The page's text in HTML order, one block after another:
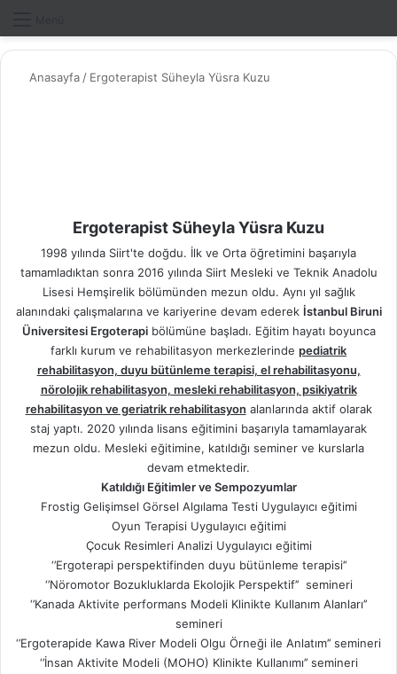
Anasayfa / Ergoterapist Süheyla Yüsra Kuzu
Ergoterapist Süheyla Yüsra Kuzu
1998 yılında Siirt'te doğdu. İlk ve Orta öğretimini başarıyla
tamamladıktan sonra 2016 yılında Siirt Mesleki ve Teknik Anadolu
Lisesi Hemşirelik bölümünden mezun oldu. Aynı yıl sağlık
alanındaki çalışmalarına ve kariyerine devam ederek İstanbul Biruni
Üniversitesi Ergoterapibölümüne başladı. Eğitim hayatı boyunca
farklı kurum ve rehabilitasyon merkezlerinde pediatrik
rehabilitasyon, duyu bütünleme terapisi, el rehabilitasyonu,
nörolojik rehabilitasyon, mesleki rehabilitasyon, psikiyatrik
rehabilitasyon ve geriatrik rehabilitasyon alanlarında aktif olarak
staj yaptı. 2020 yılında lisans eğitimini başarıyla tamamlayarak
mezun oldu. Mesleki eğitimine, katıldığı seminer ve kurslarla
devam etmektedir.
Katıldığı Eğitimler ve Sempozyumlar
Frostig Gelişimsel Görsel Algılama Testi Uygulayıcı eğitimi
Oyun Terapisi Uygulayıcı eğitimi
Çocuk Resimleri Analizi Uygulayıcı eğitimi
‘’Ergoterapi perspektifinden duyu bütünleme terapisi’’
‘’Nöromotor Bozukluklarda Ekolojik Perspektif’’ semineri
‘’Kanada Aktivite performans Modeli Klinikte Kullanım Alanları’’
semineri
‘’Ergoterapide Kawa River Modeli Olgu Örneği ile Anlatım’’ semineri
‘’İnsan Aktivite Modeli (MOHO) Klinikte Kullanımı’’ semineri